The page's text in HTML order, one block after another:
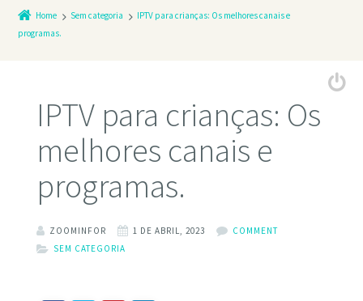
Home Sem categoria
IPTV para crianças: Os melhores canais e
programas.
IPTV para crianças: Os
melhores canais e
programas.
ZOOMINFOR 1 DE ABRIL, 2023
COMMENT
SEM CATEGORIA